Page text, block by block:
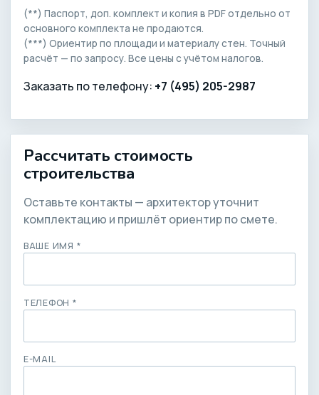
(**) Паспорт, доп. комплект и копия в PDF отдельно от
основного комплекта не продаются.
(***) Ориентир по площади и материалу стен. Точный
расчёт — по запросу. Все цены с учётом налогов.
Заказать по телефону: +7 (495) 205-2987
Рассчитать стоимость
строительства
Оставьте контакты — архитектор уточнит
комплектацию и пришлёт ориентир по смете.
ВАШЕ ИМЯ *
ТЕЛЕФОН *
E-MAIL